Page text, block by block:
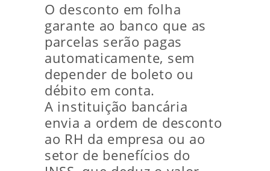
O desconto em folha
garante ao banco que as
parcelas serão pagas
automaticamente, sem
depender de boleto ou
débito em conta.
A instituição bancária
envia a ordem de desconto
ao RH da empresa ou ao
setor de benefícios do